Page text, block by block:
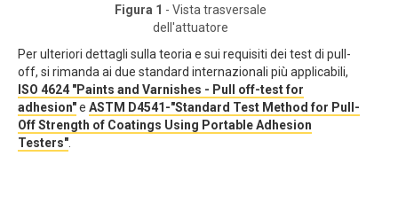
Figura 1 - Vista trasversale
dell'attuatore
Per ulteriori dettagli sulla teoria e sui requisiti dei test di pull-
off, si rimanda ai due standard internazionali più applicabili,
ISO 4624 "Paints and Varnishes - Pull off-test for
adhesion"e ASTM D4541-"Standard Test Method for Pull-
Off Strength of Coatings Using Portable Adhesion
Testers"